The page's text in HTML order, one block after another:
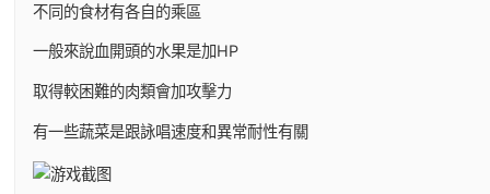
不同的食材有各自的乘區
一般來說血開頭的水果是加HP
取得較困難的肉類會加攻擊力
有一些蔬菜是跟詠唱速度和異常耐性有關